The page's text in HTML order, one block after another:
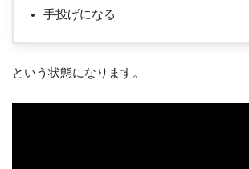
手投げになる
という状態になります。